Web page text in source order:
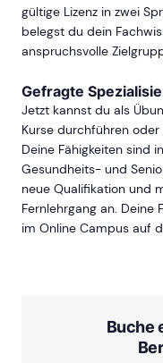
gültige Lizenz in zwei
belegst du dein
anspruchsvolle
Gefragte
Jetzt kannst du als
Kurse durchführen oder
Deine Fähigkeiten sind
Gesundheits- und
neue Qualifikation und
Fernlehrgang an. Deine
im Online Campus auf
Buche